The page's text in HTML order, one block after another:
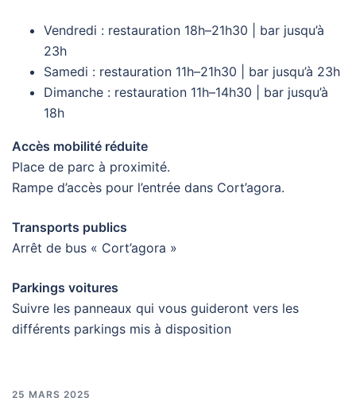
Vendredi : restauration 18h–21h30 | bar jusqu’à
23h
Samedi : restauration 11h–21h30 | bar jusqu’à 23h
Dimanche : restauration 11h–14h30 | bar jusqu’à
18h
Accès mobilité réduite
Place de parc à proximité.
Rampe d’accès pour l’entrée dans Cort’agora.
Transports publics
Arrêt de bus « Cort’agora »
Parkings voitures
Suivre les panneaux qui vous guideront vers les
différents parkings mis à disposition
25 MARS 2025